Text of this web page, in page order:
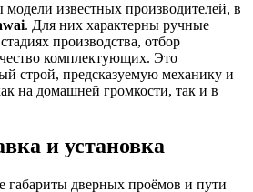
модели известных производителей, в
. Для них характерны ручные
производства, отбор
комплектующих. Это
строй, предсказуемую механику и
на домашней громкости, так и в
и установка
габариты дверных проёмов и пути